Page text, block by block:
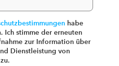
habe
Ich stimme der erneuten
zur Information über
Dienstleistung von